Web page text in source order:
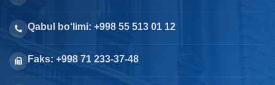
Qabul bo‘limi: +998 55 513 01 12
Faks: +998 71 233-37-48